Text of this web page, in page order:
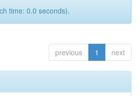
time: 0.0 seconds).
previous 1 next